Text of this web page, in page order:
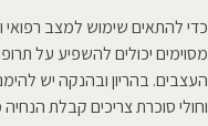
כדי להתאים שימוש למצב רפואי
מסוימים יכולים להשפיע על
העצבים. בהריון ובהנקה יש
וחולי סוכרת צריכים קבלת